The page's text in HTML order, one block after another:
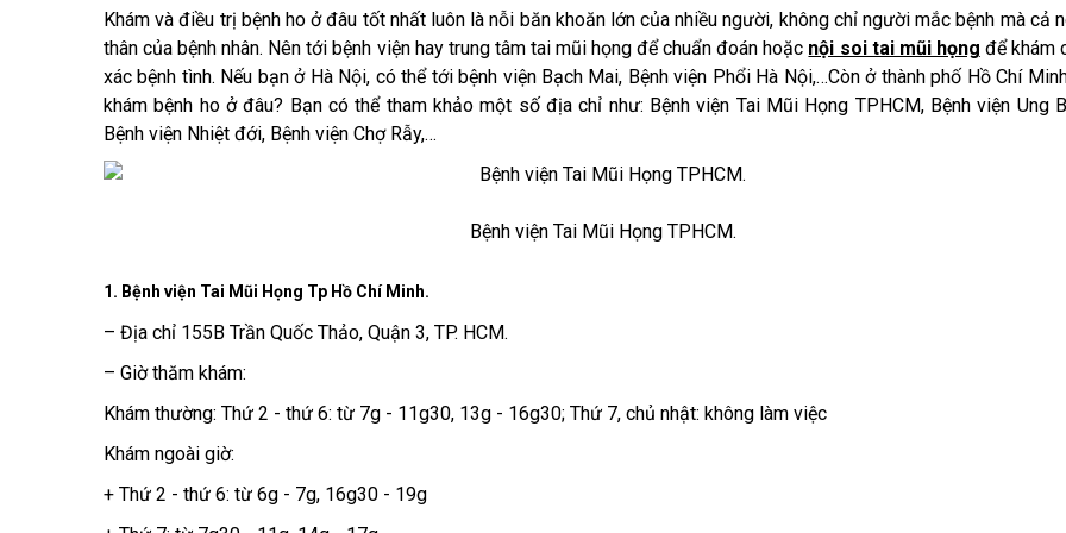
Khám và điều trị bệnh ho ở đâu tốt nhất luôn là nỗi băn khoăn lớn của nhiều người, không chỉ người mắc bệnh mà cả
thân của bệnh nhân. Nên tới bệnh viện hay trung tâm tai mũi họng để chuẩn đoán hoặc nội soi tai mũi họng để khám
xác bệnh tình. Nếu bạn ở Hà Nội, có thể tới bệnh viện Bạch Mai, Bệnh viện Phổi Hà Nội,…Còn ở thành phố Hồ Chí
khám bệnh ho ở đâu? Bạn có thể tham khảo một số địa chỉ như: Bệnh viện Tai Mũi Họng TPHCM, Bệnh viện Ung
Bệnh viện Nhiệt đới, Bệnh viện Chợ Rẫy,…
Bệnh viện Tai Mũi Họng TPHCM.
1. Bệnh viện Tai Mũi Họng Tp Hồ Chí Minh.
– Địa chỉ 155B Trần Quốc Thảo, Quận 3, TP. HCM.
– Giờ thăm khám:
Khám thường: Thứ 2 - thứ 6: từ 7g - 11g30, 13g - 16g30; Thứ 7, chủ nhật: không làm việc
Khám ngoài giờ:
+ Thứ 2 - thứ 6: từ 6g - 7g, 16g30 - 19g